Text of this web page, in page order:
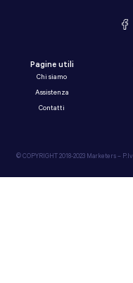
Pagine utili
Chi siamo
Assistenza
Contatti
© COPYRIGHT 2018-2023 Marketers –